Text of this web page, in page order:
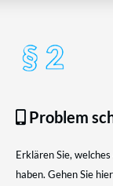
Problem
Erklären Sie,
haben. Gehen Sie